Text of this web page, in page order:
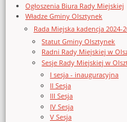
Ogłoszenia Biura Rady Miejskiej
Władze Gminy Olsztynek
Rada Miejska kadencja 2024-
Statut Gminy Olsztynek
Radni Rady Miejskiej w
Sesje Rady Miejskiej w
I sesja - inauguracyjna
II Sesja
III Sesja
IV Sesja
V Sesja